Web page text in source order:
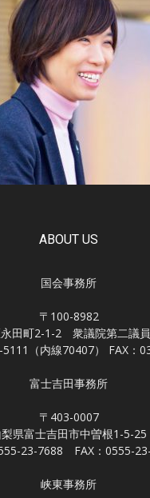
ABOUT US
国会事務所
〒100-8982
田町2-1-2 衆議院第二議
（内線70407） FAX：
富士吉田事務所
〒403-0007
県富士吉田市中曽根1-5-25
23-7688 FAX：0555-
峡東事務所